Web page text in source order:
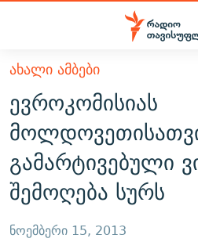
Accessibility
მთავარ
შინაარსზე
დაბრუნება
მთავარ
ნავიგაციაზე
დაბრუნება
ძიებაზე
დაბრუნება
ᲐᲮᲐᲚᲘ ᲐᲛᲑᲔᲑᲘ
ᲗᲔᲛᲔᲑᲘ
ᲞᲝᲚᲘᲢᲘᲙᲐ
ᲔᲙᲝᲜᲝᲛᲘᲙᲐ
ᲡᲐᲖᲝᲒᲐᲓᲝᲔᲑᲐ
ᲙᲣᲚᲢᲣᲠᲐ
ᲕᲘᲓᲔᲝ
ᲑᲚᲝᲒᲔᲑᲘ
ᲞᲝᲓᲙᲐᲡᲢᲔᲑᲘ
ᲐᲡᲐᲗᲘᲐᲜᲘᲡ ᲙᲣᲗᲮᲔ
ᲒᲐᲓᲐᲪᲔᲛᲔᲑᲘ
ᲐᲮᲐᲚᲘ ᲐᲛᲑᲔᲑᲘ
ევროკომისიას
გამარტივებული
შემოღება სურს
ნოემბერი 15, 2013